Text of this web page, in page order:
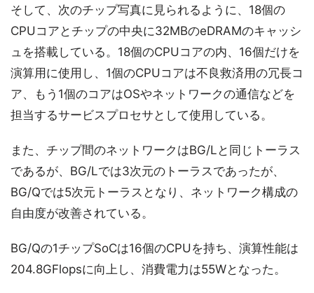
そして、次のチップ写真に見られるように、18個の
CPUコアとチップの中央に32MBのeDRAMのキャッシ
ュを搭載している。18個のCPUコアの内、16個だけを
演算用に使用し、1個のCPUコアは不良救済用の冗長コ
ア、もう1個のコアはOSやネットワークの通信などを
担当するサービスプロセサとして使用している。
また、チップ間のネットワークはBG/Lと同じトーラス
であるが、BG/Lでは3次元のトーラスであったが、
BG/Qでは5次元トーラスとなり、ネットワーク構成の
自由度が改善されている。
BG/Qの1チップSoCは16個のCPUを持ち、演算性能は
204.8GFlopsに向上し、消費電力は55Wとなった。